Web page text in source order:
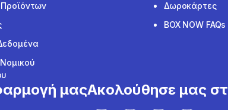
Δωροκάρτες
BOX NOW FAQs
μαςΑκολούθησε μας